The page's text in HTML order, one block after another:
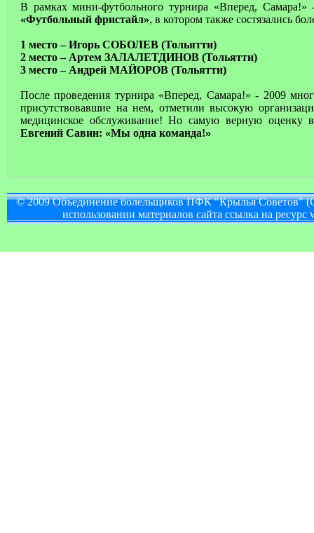
В рамках мини-футбольного турнира «Вперед,
«Футбольный фристайл», в котором также состязались
1 место – Игорь СОБОЛЕВ (Тольятти)
2 место – Артем ЗАЛАЛЕТДИНОВ (Тольятти)
3 место – Андрей МАЙОРОВ (Тольятти)
После проведения турнира «Вперед, Самара!» - 2009
присутствовавшие на нем, отметили высокую
медицинское обслуживание! Но самую верную оценку
Евгений Савин: «Мы одна команда!»
© 2009 Объединение болельщиков ПФК "Крылья
использовании материалов сайта ссылка на ресурс